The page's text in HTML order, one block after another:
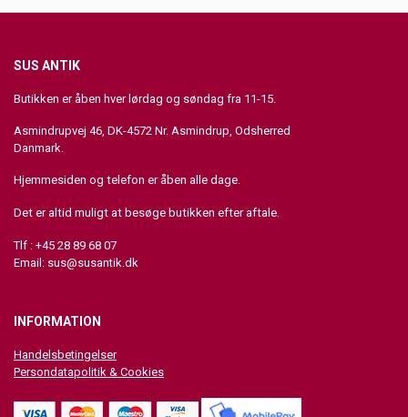
SUS ANTIK
Butikken er åben hver lørdag og søndag fra 11-15.
Asmindrupvej 46, DK-4572 Nr. Asmindrup, Odsherred
Danmark.
Hjemmesiden og telefon er åben alle dage.
Det er altid muligt at besøge butikken efter aftale.
Tlf : +45 28 89 68 07
Email: sus@susantik.dk
INFORMATION
Handelsbetingelser
Persondatapolitik & Cookies